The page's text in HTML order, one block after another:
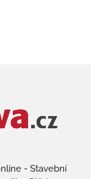
- Stavební